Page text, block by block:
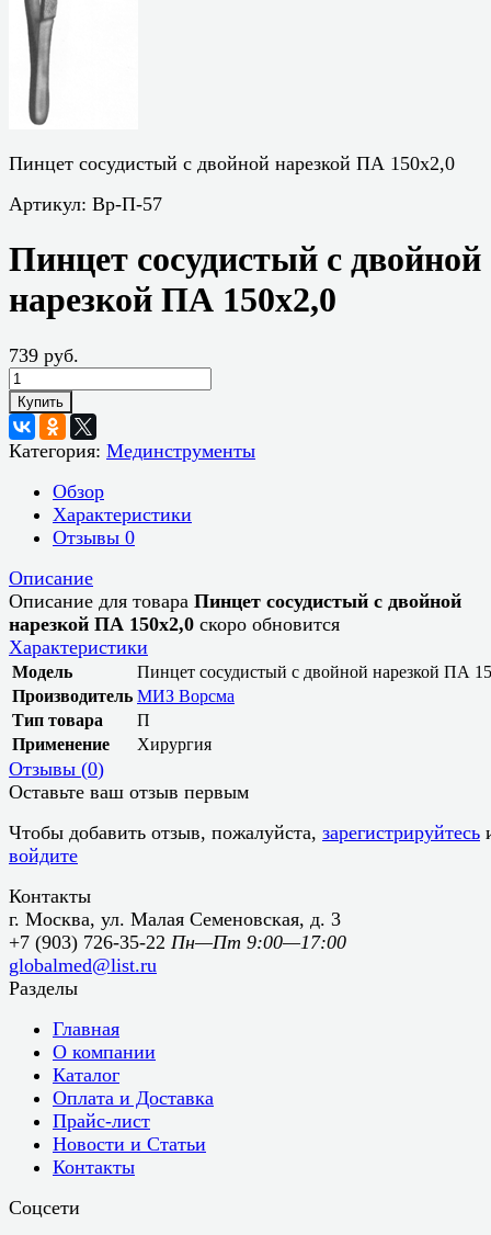
Пинцет сосудистый с двойной нарезкой ПА 150х2,0
Артикул: Вр-П-57
Пинцет сосудистый с двойной
нарезкой ПА 150х2,0
739 руб.
Купить
Категория: Мединструменты
Обзор
Характеристики
Отзывы 0
Описание
Описание для товара Пинцет сосудистый с двойной
нарезкой ПА 150х2,0 скоро обновится
Характеристики
Модель
Пинцет сосудистый с двойной нарезкой ПА
Производитель МИЗ Ворсма
Тип товара
П
Применение
Хирургия
Отзывы (0)
Оставьте ваш отзыв первым
Чтобы добавить отзыв, пожалуйста, зарегистрируйтесь
войдите
Контакты
г. Москва, ул. Малая Семеновская, д. 3
+7 (903) 726-35-22 Пн—Пт 9:00—17:00
globalmed@list.ru
Разделы
Главная
О компании
Каталог
Оплата и Доставка
Прайс-лист
Новости и Статьи
Контакты
Соцсети